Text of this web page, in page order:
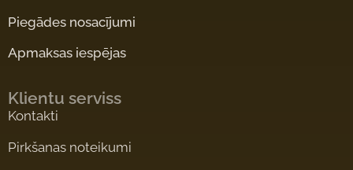
Piegādes nosacījumi
Apmaksas iespējas
Klientu serviss
Kontakti
Pirkšanas noteikumi